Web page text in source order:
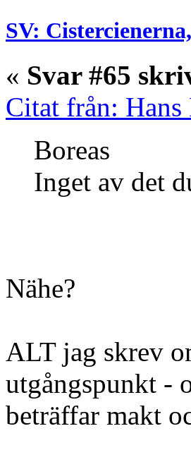
SV:
« Svar #65
Citat från:
Boreas
Inget av det
Nähe?
ALT jag skrev
utgångspunkt -
beträffar makt